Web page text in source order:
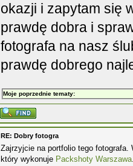
okazji i zapytam się
prawdę dobra i
fotografa na nasz
prawdę dobrego
Moje poprzednie tematy:
RE: Dobry fotogra
Zajrzyjcie na portfolio tego fotografa.
który wykonuje Packshoty Warszawa